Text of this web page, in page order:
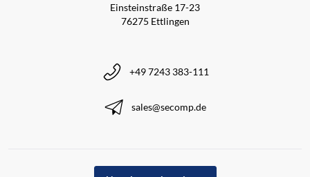
Einsteinstraße 17-23
76275 Ettlingen
+49 7243 383-111
sales@secomp.de